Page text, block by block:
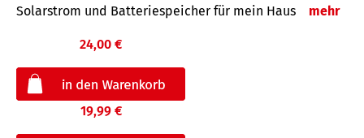
Solarstrom und Batteriespeicher für mein Haus mehr
24,00 €
19,99 €